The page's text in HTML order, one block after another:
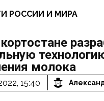
РОССИИ И МИРА
молока
15:40